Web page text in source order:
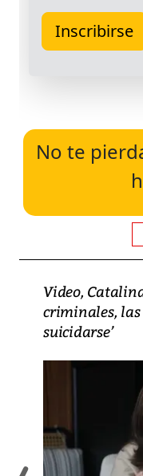
No te
Video,
criminales, las
suicidarse’